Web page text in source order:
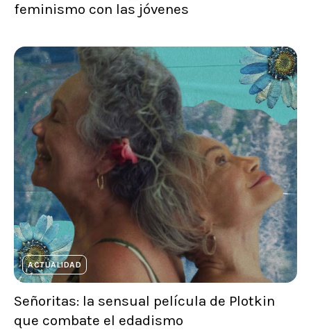
feminismo con las jóvenes
ACTUALIDAD
Señoritas: la sensual película de Plotkin
que combate el edadismo